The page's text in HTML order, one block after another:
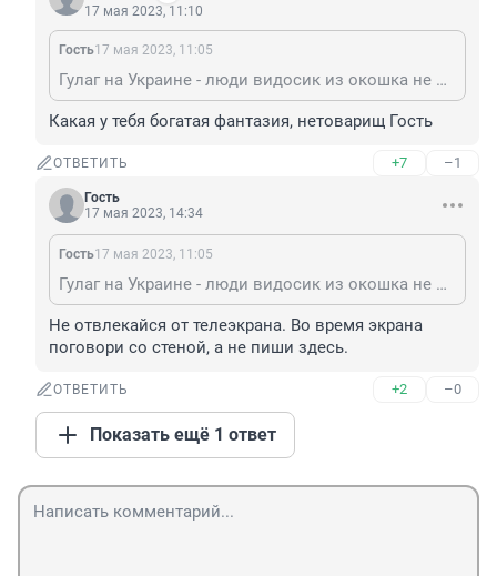
17 мая 2023, 11:10
Гость17 мая 2023, 11:05
Гулаг на Украине - люди видосик из окошка не могут выложить в тик-ток или ютуб - всу как минимум заведет дело и будет штраф, а то и посадят. Не говоря уже об оппозиционных партиях - которых всех Зеленский и ко демонтировали, а их имущество забрали.
Какая у тебя богатая фантазия, нетоварищ Гость
ОТВЕТИТЬ +7 –1
Гость
17 мая 2023, 14:34
Гость17 мая 2023, 11:05
Гулаг на Украине - люди видосик из окошка не могут выложить в тик-ток или ютуб - всу как минимум заведет дело и будет штраф, а то и посадят. Не говоря уже об оппозиционных партиях - которых всех Зеленский и ко демонтировали, а их имущество забрали.
Не отвлекайся от телеэкрана. Во время экрана
поговори со стеной, а не пиши здесь.
ОТВЕТИТЬ +2 –0
Показать ещё 1 ответ